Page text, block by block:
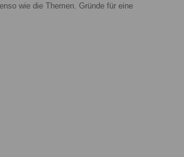
wie die Themen. Gründe für eine